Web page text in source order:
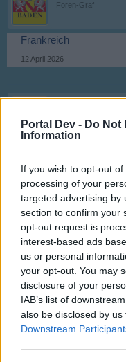
Portal Dev - Do Not
Information
If you wish to opt-out
processing of your
targeted advertising by
section to confirm your
opt-out request is
interest-based ads
us or personal
your opt-out. You may
disclosure of your
IAB’s list of
also be disclosed by
Downstream
Foren-Graf
Frankreich
12 April 2026
Viracopos52
13 April 2026
kamchak
Freizeitpark
13 April 2026
Viracopos52
Laufenlerner